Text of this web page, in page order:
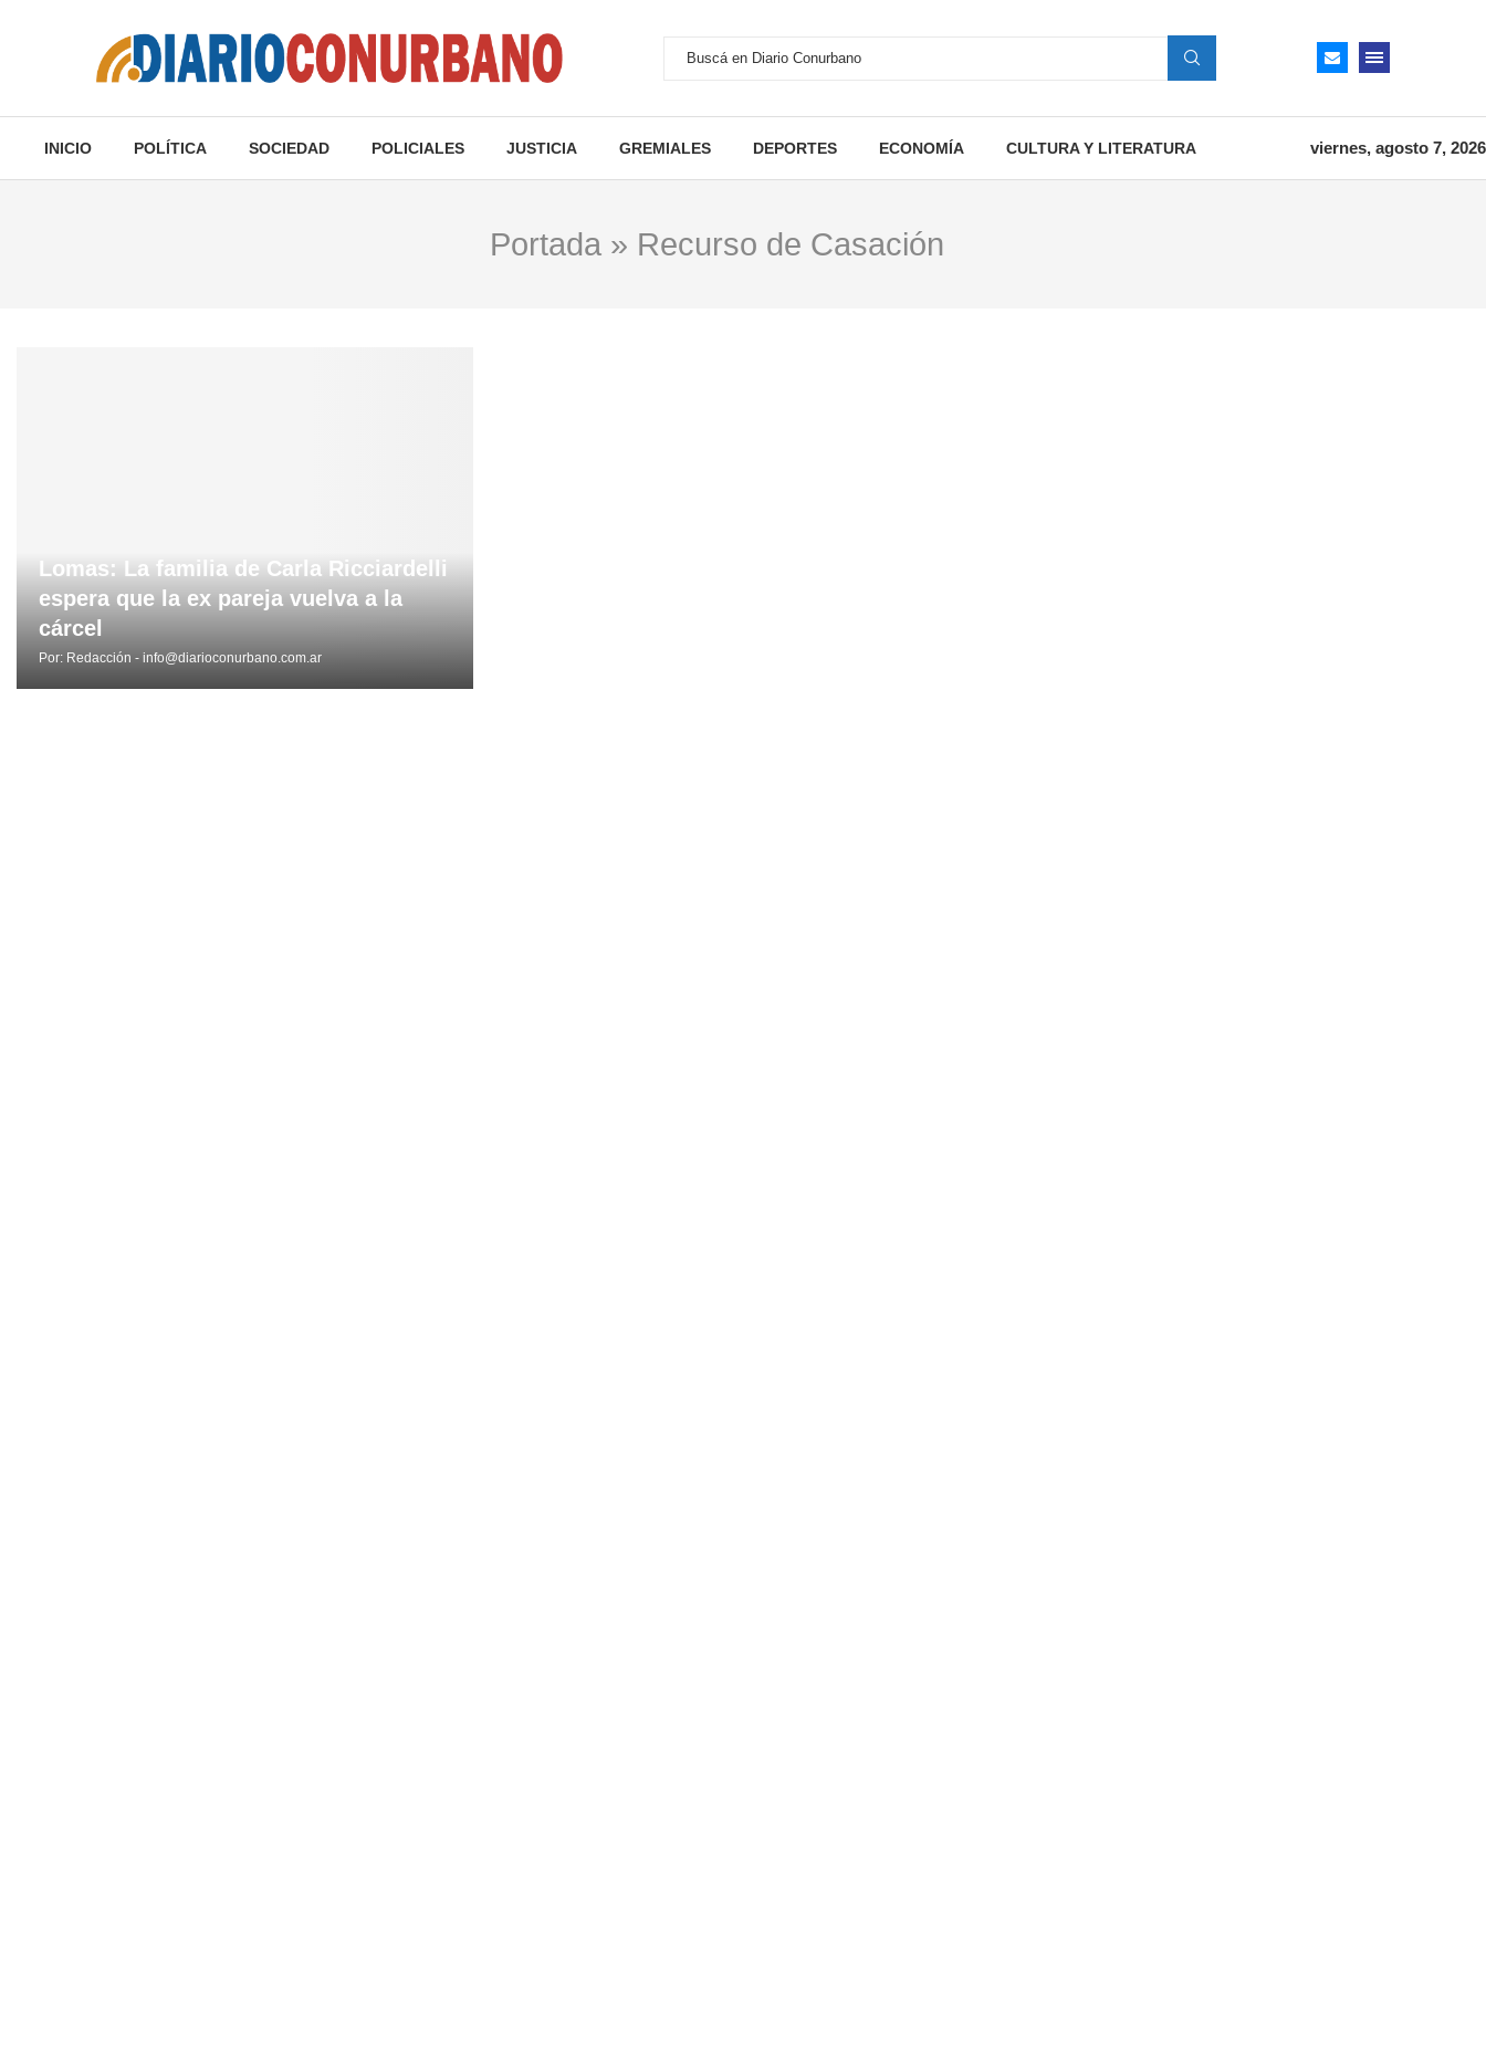
INICIO POLÍTICA SOCIEDAD POLICIALES JUSTICIA GREMIALES DEPORTES ECONOMÍA CULTURA Y LITERATURA viernes, agosto 7, 2026
Portada» Recurso de Casación
Lomas: La familia de Carla Ricciardelli
espera que la ex pareja vuelva a la
cárcel
Por: Redacción - info@diarioconurbano.com.ar